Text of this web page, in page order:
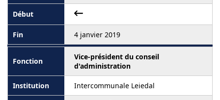
4 janvier 2019
Vice-président du conseil
d'administration
Intercommunale Leiedal